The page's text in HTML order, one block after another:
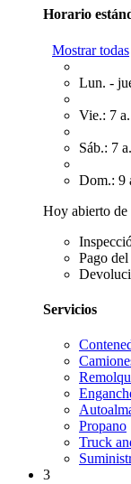
Horario
Mostrar todas
Lun. -
Vie.: 7
Sáb.: 7
Dom.: 9
Hoy abierto de
Pago
Servicios
Propano
Truck
3